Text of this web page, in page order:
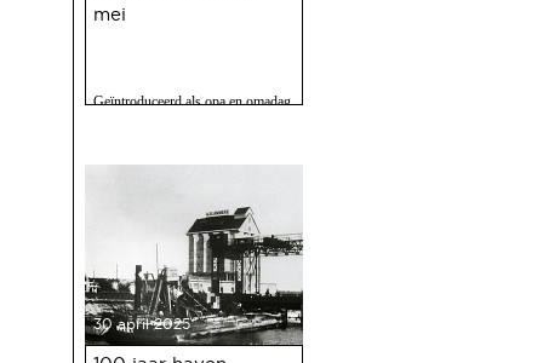
mei
Geïntroduceerd als opa en omadag
30 april 2025